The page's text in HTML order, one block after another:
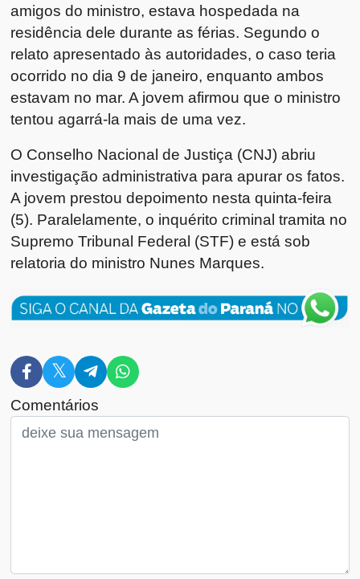
amigos do ministro, estava hospedada na
residência dele durante as férias. Segundo o
relato apresentado às autoridades, o caso teria
ocorrido no dia 9 de janeiro, enquanto ambos
estavam no mar. A jovem afirmou que o ministro
tentou agarrá-la mais de uma vez.
O Conselho Nacional de Justiça (CNJ) abriu
investigação administrativa para apurar os fatos.
A jovem prestou depoimento nesta quinta-feira
(5). Paralelamente, o inquérito criminal tramita no
Supremo Tribunal Federal (STF) e está sob
relatoria do ministro Nunes Marques.
Comentários